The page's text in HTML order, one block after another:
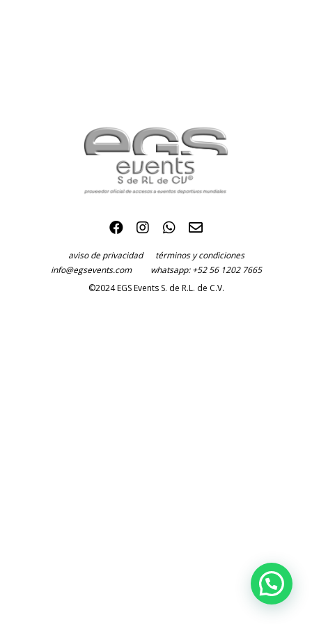
aviso de privacidad términos y condiciones
info@egsevents.com
whatsapp: +52 56 1202 7665
©2024 EGS Events S. de R.L. de C.V.